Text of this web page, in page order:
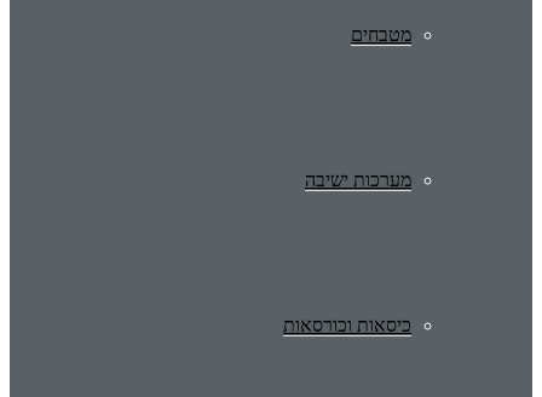
מטבחים
מערכות ישיבה
כיסאות וכורסאות